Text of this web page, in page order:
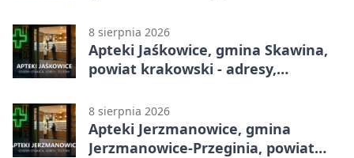
godziny otwarcia
8 sierpnia 2026
Apteki Jaśkowice, gmina Skawina,
powiat krakowski - adresy,
8 sierpnia 2026
Apteki Jerzmanowice, gmina
Jerzmanowice-Przeginia, powiat